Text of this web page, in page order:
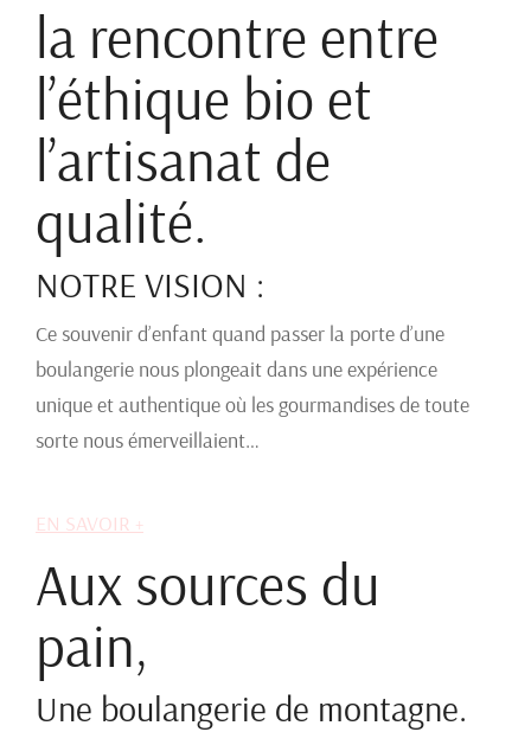
la rencontre entre
l’éthique bio et
l’artisanat de
qualité.
NOTRE VISION :
Ce souvenir d’enfant quand passer la porte d’une
boulangerie nous plongeait dans une expérience
unique et authentique où les gourmandises de toute
sorte nous émerveillaient…
EN SAVOIR +
Aux sources du
pain,
Une boulangerie de montagne.